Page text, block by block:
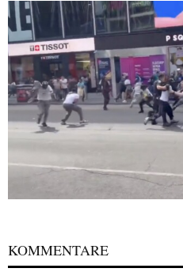
KOMMENTARE